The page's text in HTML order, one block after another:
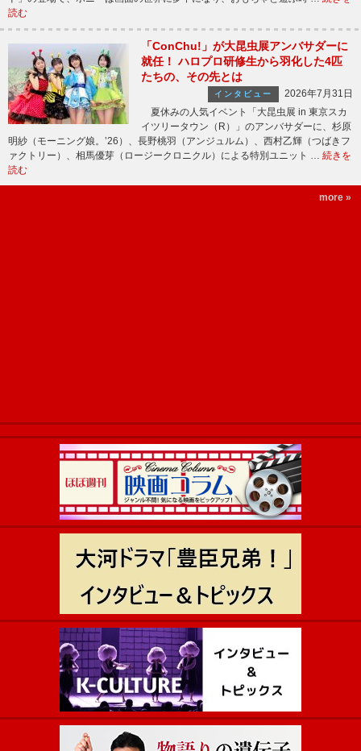
読む
「ConChu!」が大昆虫展アンバサダーに
就任！ ハロプロ研修生から羽化した4匹
たちの、その先とは
インタビュー
2026年7月31日
夏休みの人気イベント「大昆虫展 in 東京スカ
イツリータウン（R）」のアンバサダーに、杉原
明紗（モーニング娘。’26）、長野桃羽（アンジュルム）、西村乙輝（つばきフ
ァクトリー）、相馬優芽（ロージークロニクル）による特別ユニット … 続きを
読む
more »